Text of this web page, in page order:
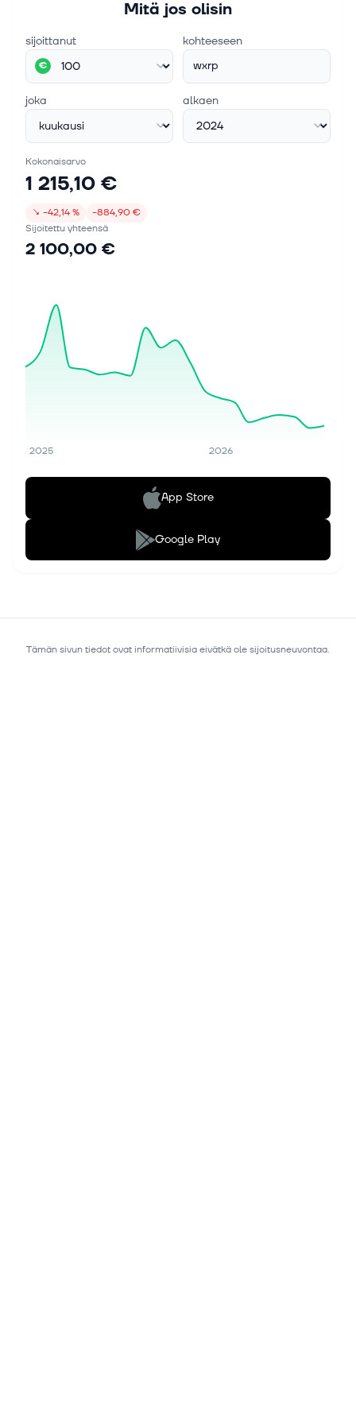
Mitä jos olisin
sijoittanut
€
kohteeseen
wxrp
joka alkaen
Kokonaisarvo
1 215,10 €
↘ −42,14 %
−884,90 €
Sijoitettu yhteensä
2 100,00 €
2025 2026
App Store
Google Play
Tämän sivun tiedot ovat informatiivisia eivätkä ole sijoitusneuvontaa.